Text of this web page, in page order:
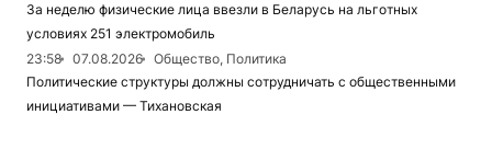
За неделю физические лица ввезли в Беларусь на льготных
условиях 251 электромобиль
23:58
07.08.2026
Общество, Политика
Политические структуры должны сотрудничать с общественными
инициативами — Тихановская